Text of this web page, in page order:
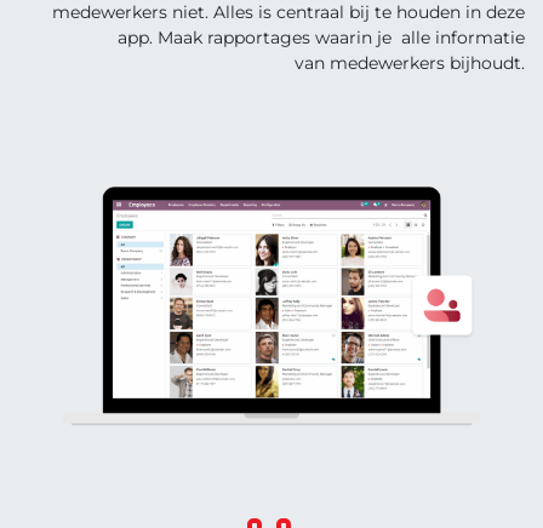
medewerkers niet. Alles is centraal bij te houden in deze
app. Maak rapportages waarin je alle informatie
van medewerkers bijhoudt.